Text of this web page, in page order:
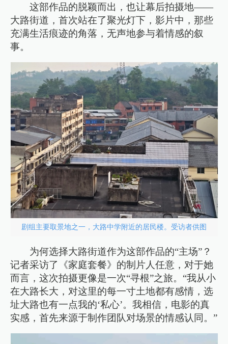
这部作品的脱颖而出，也让幕后拍摄地——
大路街道，首次站在了聚光灯下，影片中，那些
充满生活痕迹的角落，无声地参与着情感的叙
事。
剧组主要取景地之一，大路中学附近的居民楼。受访者供图
为何选择大路街道作为这部作品的“主场”？
记者采访了《家庭套餐》的制片人任意，对于她
而言，这次拍摄更像是一次“寻根”之旅。“我从小
在大路长大，对这里的每一寸土地都有感情，选
址大路也有一点我的‘私心’。我相信，电影的真
实感，首先来源于制作团队对场景的情感认同。”